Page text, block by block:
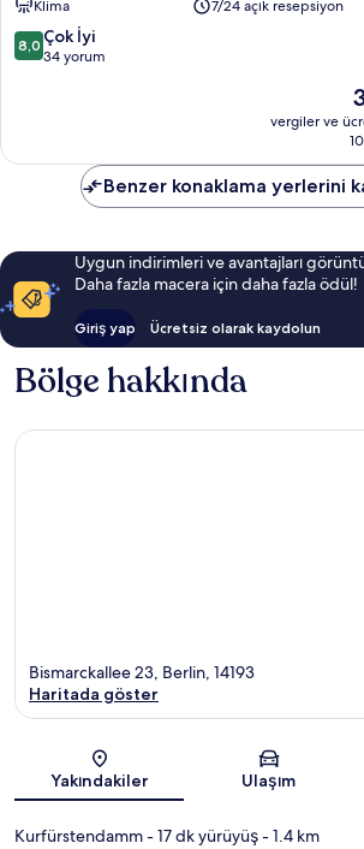
Klima 7/24 açık resepsiyon
10
üzerinden
yorum
8,0 Çok İyi
34 yorum
vergiler ve
Benzer konaklama yerlerini
Uygun indirimleri ve avantajları
Daha fazla macera için daha fazla ödül!
Giriş yap Ücretsiz olarak kaydolun
Bölge hakkında
Harita
Bismarckallee 23, Berlin, 14193
Haritada göster
Yakındakiler Ulaşım
Kurfürstendamm- 17 dk yürüyüş- 1.4 km